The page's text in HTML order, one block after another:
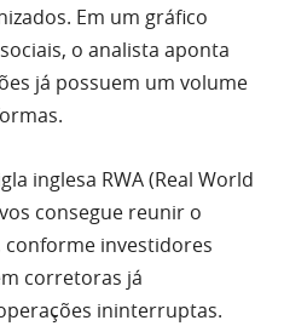
Em um gráfico
o analista aponta
já possuem um volume
inglesa RWA (Real World
consegue reunir o
investidores
corretoras já
ininterruptas.